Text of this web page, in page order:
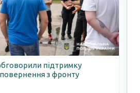
підтримку
повернення з фронту